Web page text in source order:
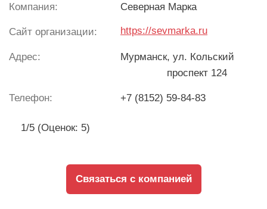
Компания: Северная Марка
Сайт организации: https://sevmarka.ru
Адрес: Мурманск, ул. Кольский
проспект 124
Телефон: +7 (8152) 59-84-83
1/5 (Оценок: 5)
Связаться с компанией